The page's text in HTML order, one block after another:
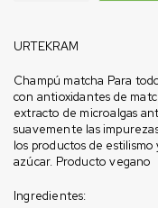
URTEKRAM
Champú matcha Para
con antioxidantes de
extracto de microalgas
suavemente las
los productos de estilismo
azúcar. Producto vegano
Ingredientes: